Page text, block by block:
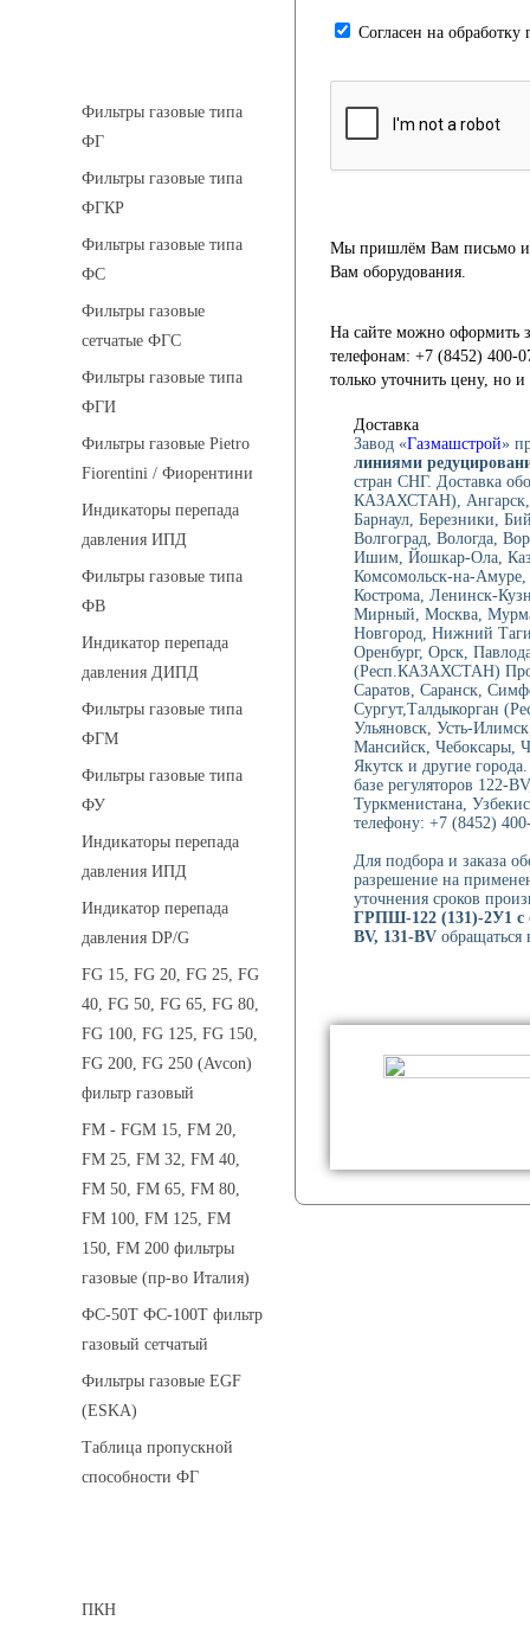
Фильтры газовые типа
ФГ
Фильтры газовые типа
ФГКР
Фильтры газовые типа
ФС
Фильтры газовые
сетчатые ФГС
Фильтры газовые типа
ФГИ
Фильтры газовые Pietro
Fiorentini / Фиорентини
Индикаторы перепада
давления ИПД
Фильтры газовые типа
ФВ
Индикатор перепада
давления ДИПД
Фильтры газовые типа
ФГМ
Фильтры газовые типа
ФУ
Индикаторы перепада
давления ИПД
Индикатор перепада
давления DP/G
FG 15, FG 20, FG 25, FG
40, FG 50, FG 65, FG 80,
FG 100, FG 125, FG 150,
FG 200, FG 250 (Avcon)
фильтр газовый
FM - FGM 15, FM 20,
FM 25, FM 32, FM 40,
FM 50, FM 65, FM 80,
FM 100, FM 125, FM
150, FM 200 фильтры
газовые (пр-во Италия)
ФС-50Т ФС-100Т фильтр
газовый сетчатый
Фильтры газовые EGF
(ESKA)
Таблица пропускной
способности ФГ
ПКН
Cогласен на
Мы пришлём Вам письмо и
Вам оборудования.
На сайте можно оформить
телефонам: +7 (8452) 400-
только уточнить цену, но
Доставка
Завод «Газмашстрой»
линиями
стран СНГ. Доставка
КАЗАХСТАН), Ангарск,
Барнаул, Березники,
Волгоград, Вологда,
Ишим, Йошкар-Ола,
Комсомольск-на-
Кострома, Ленинск-
Мирный, Москва,
Новгород, Нижний
Оренбург, Орск,
(Респ.КАЗАХСТАН)
Саратов, Саранск,
Сургут,Талдыкорган
Ульяновск, Усть-
Мансийск, Чебоксары,
Якутск и другие
базе регуляторов 122-
Туркменистана,
телефону: +7 (8452)
Для подбора и заказа
разрешение на
уточнения сроков
ГРПШ-122 (131)-2У1 с
BV, 131-BVобращаться